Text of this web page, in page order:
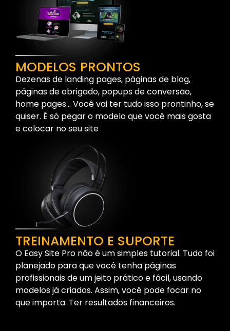
MODELOS PRONTOS
Dezenas de landing pages, páginas de blog,
páginas de obrigado, popups de conversão,
home pages… Você vai ter tudo isso prontinho, se
quiser. É só pegar o modelo que você mais gosta
e colocar no seu site
TREINAMENTO E SUPORTE
O Easy Site Pro não é um simples tutorial. Tudo foi
planejado para que você tenha páginas
profissionais de um jeito prático e fácil, usando
modelos já criados. Assim, você pode focar no
que importa. Ter resultados financeiros.